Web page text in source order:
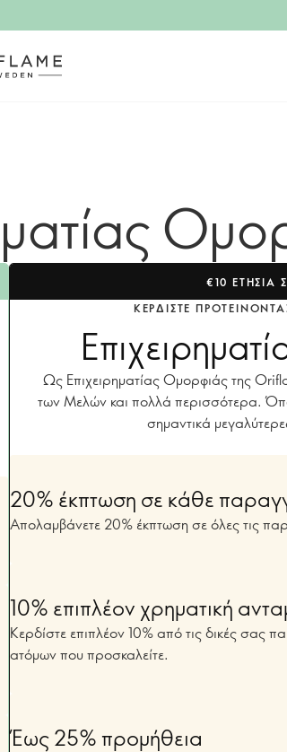
€10 ΕΤΉΣΙΑ
ΚΕΡΔΊΣΤΕ
Ως Επιχειρηματίας Ομορφιάς της
των Μελών και πολλά περισσότερα.
σημαντικά
20% έκπτωση σε κάθε
Απολαμβάνετε 20% έκπτωση σε όλες τις
10% επιπλέον χρηματική
Κερδίστε επιπλέον 10% από τις δικές σας
ατόμων που προσκαλείτε.
Έως 25% προμήθεια